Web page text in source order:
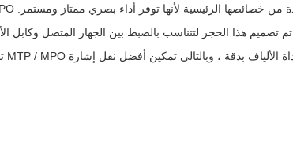
تم تصميم هذا الحجر لتتناسب بالضبط بين الجهاز المتصل وكابل